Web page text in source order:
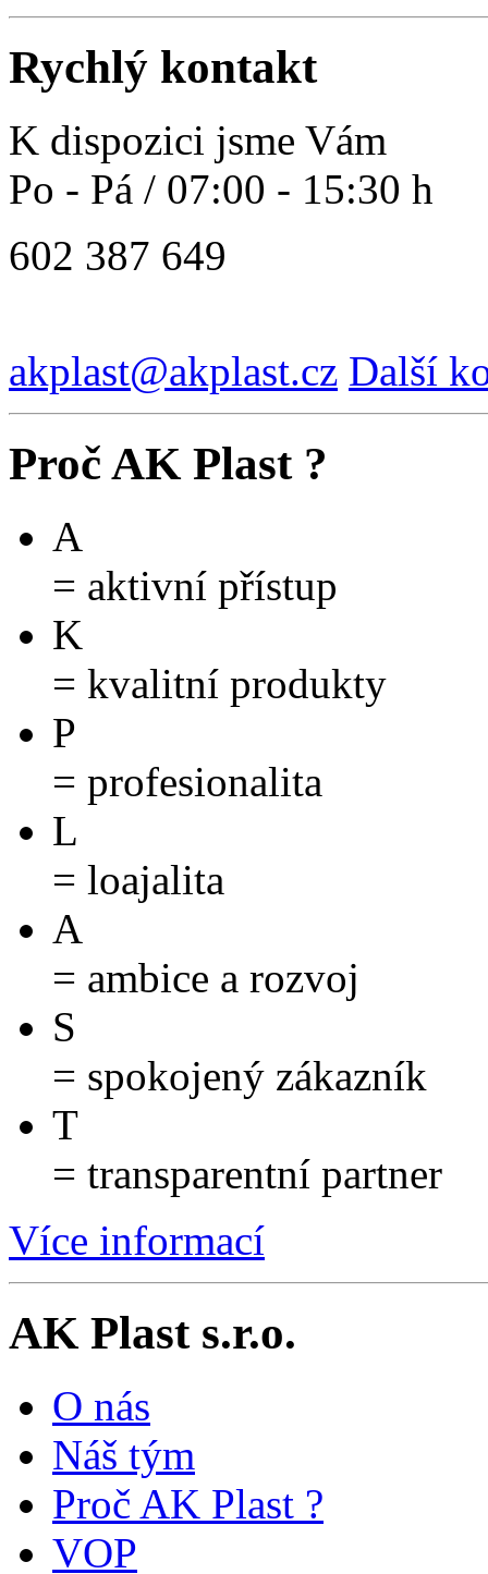
Rychlý kontakt
K dispozici jsme Vám
Po - Pá / 07:00 - 15:30 h
602 387 649
akplast@akplast.cz Další
Proč AK Plast ?
A
= aktivní přístup
K
= kvalitní produkty
P
= profesionalita
L
= loajalita
A
= ambice a rozvoj
S
= spokojený zákazník
T
= transparentní partner
Více informací
AK Plast s.r.o.
O nás
Náš tým
Proč AK Plast ?
VOP